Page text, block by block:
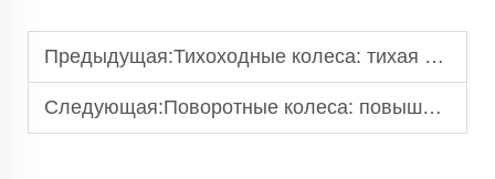
Предыдущая:Тихоходные колеса: тихая работа в любых условиях
Следующая:Поворотные колеса: повышение мобильности за счет вращения на 360 градусов